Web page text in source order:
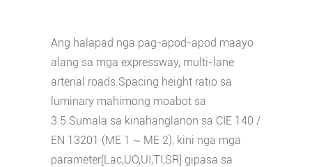
Ang halapad nga pag-apod-apod maayo
alang sa mga expressway, multi-lane
arterial roads.Spacing height ratio sa
luminary mahimong moabot sa
3.5.Sumala sa kinahanglanon sa CIE 140 /
EN 13201 (ME 1 ~ ME 2), kini nga mga
parameter[Lac,UO,UI,TI,SR] gipasa sa